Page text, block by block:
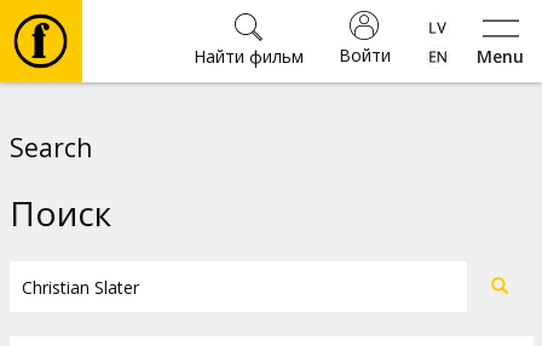
Menu
Войти
Найти фильм
Search
Поиск